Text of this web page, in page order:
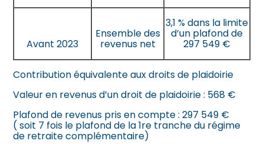
Avant 2023
Ensemble des
revenus net
3,1 % dans la limite
d’un plafond de
297 549 €
Contribution équivalente aux droits de plaidoirie
Valeur en revenus d’un droit de plaidoirie : 568 €
Plafond de revenus pris en compte :297 549 €
( soit 7 fois le plafond de la 1re tranche du régime
de retraite complémentaire)